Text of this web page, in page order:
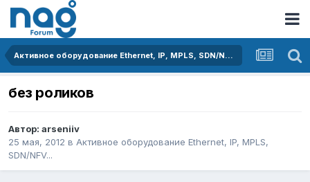
Активное оборудование Ethernet, IP, MPLS, SDN/NFV...
без роликов
Автор: arseniiv
25 мая, 2012 в Активное оборудование Ethernet, IP, MPLS,
SDN/NFV...